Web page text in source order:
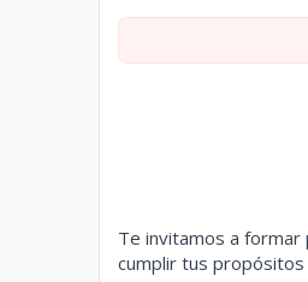
Te invitamos a formar
cumplir tus